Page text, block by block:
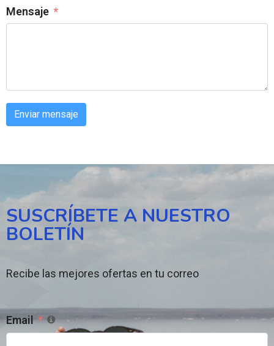
Mensaje
Enviar mensaje
SUSCRÍBETE A NUESTRO
BOLETÍN
Recibe las mejores ofertas en tu correo
Email